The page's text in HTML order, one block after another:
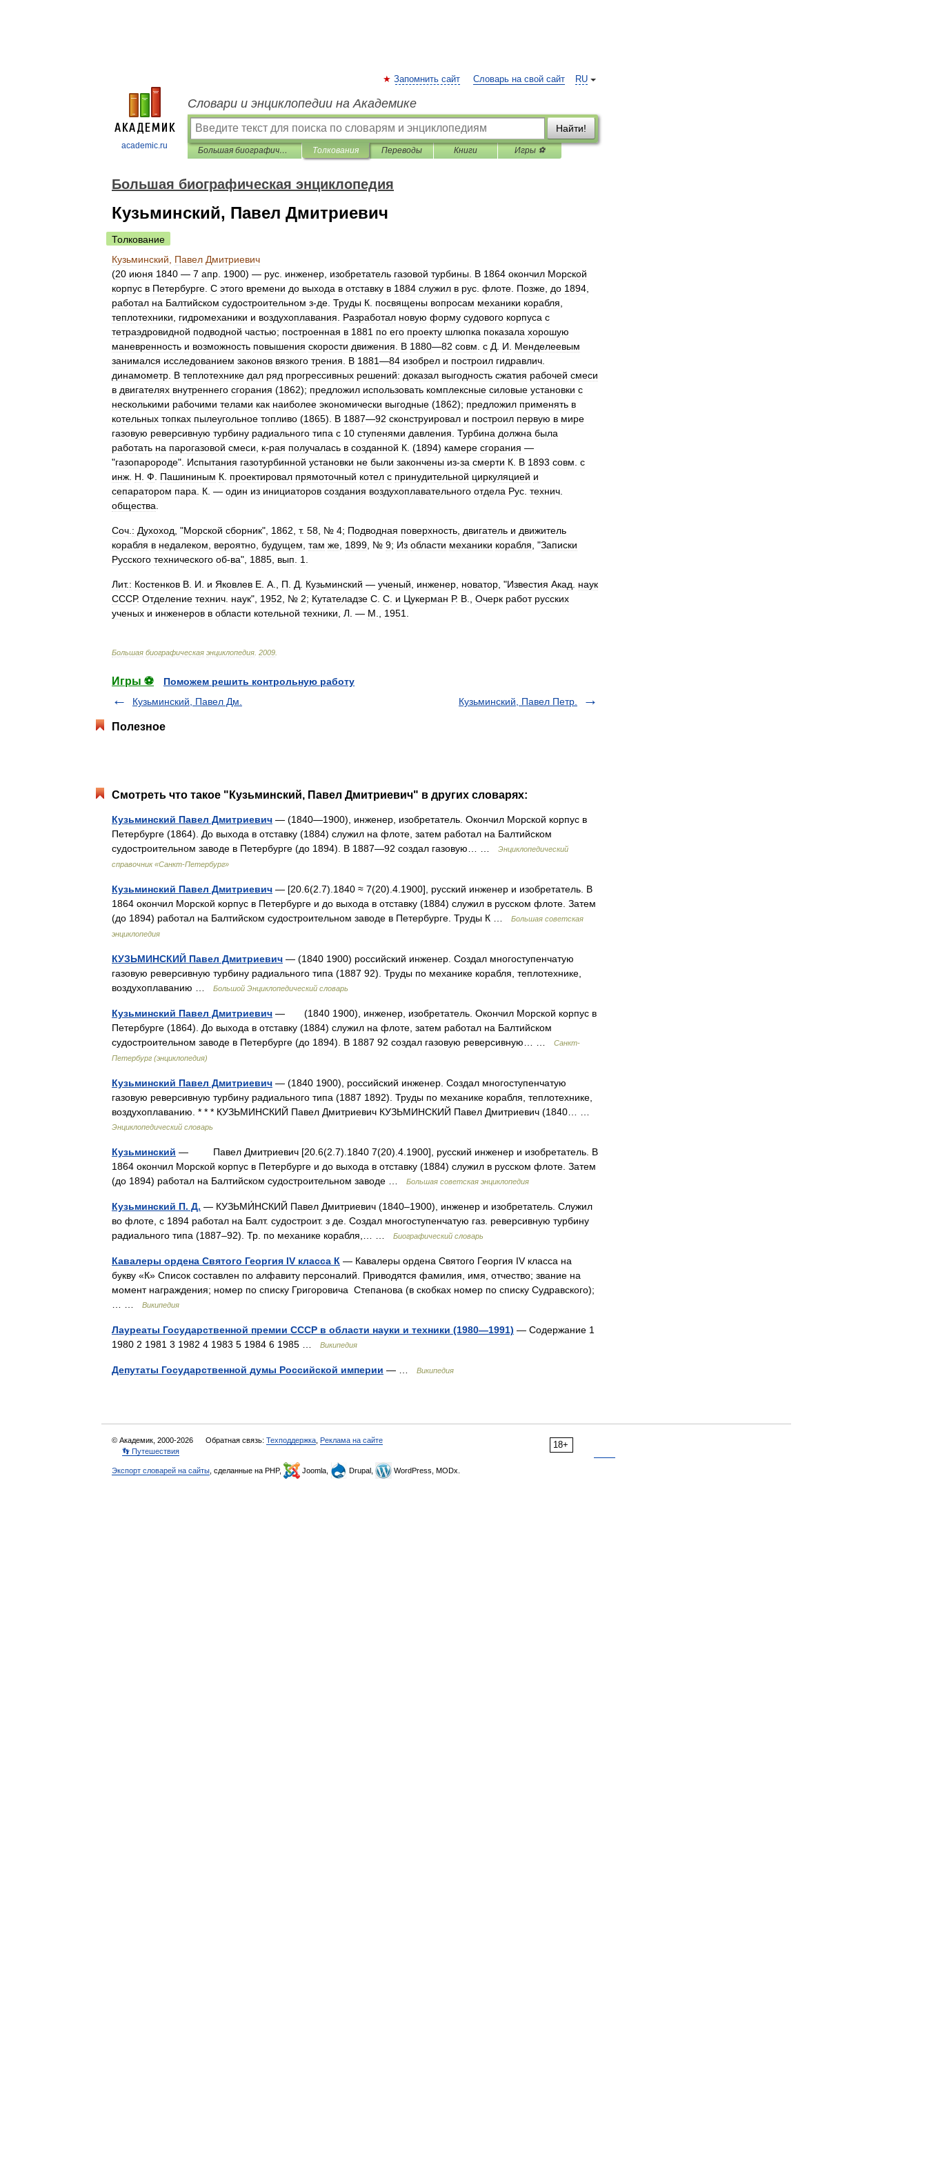
academic.ru
RU
Запомнить сайт Словарь на свой сайт
Словари и энциклопедии на Академике
Найти!
Большая биографическая энциклопедия Толкования Переводы Книги Игры ⚽
Большая биографическая энциклопедия
Кузьминский, Павел Дмитриевич
Толкование
Кузьминский
Павел Дмитриевич
(20 июня 1840 — 7 апр 1900) — рус инженер изобретатель газовой турбины В 1864 окончил Морской
корпус в Петербурге С этого времени до выхода в отставку в 1884 служил в рус флоте Позже до 1894
работал на Балтийском судостроительном з-де Труды К посвящены вопросам механики корабля
теплотехники
гидромеханики и воздухоплавания Разработал новую форму судового корпуса с
тетраэдровидной подводной частью; построенная в 1881 по его проекту шлюпка показала хорошую
маневренность и возможность повышения скорости движения В 1880—82 совм с Д И
Менделеевым
занимался исследованием законов вязкого трения В 1881—84 изобрел и построил гидравлич
динамометр В теплотехнике дал ряд прогрессивных решений: доказал выгодность сжатия рабочей смеси
в двигателях внутреннего сгорания (1862); предложил использовать комплексные силовые установки с
несколькими рабочими телами как наиболее экономически выгодные (1862); предложил применять в
котельных топках пылеугольное топливо (1865). В 1887—92 сконструировал и построил первую в мире
газовую реверсивную турбину радиального типа с 10 ступенями давления Турбина должна была
работать на парогазовой смеси к-рая получалась в созданной К . (1894) камере сгорания —
"газопаророде". Испытания газотурбинной установки не были закончены из-за смерти К В 1893 совм с
инж Н Ф Пашининым К проектировал прямоточный котел с принудительной циркуляцией и
сепаратором пара К . — один из инициаторов создания воздухоплавательного отдела Рус технич
общества
Соч : Духоход , "Морской сборник", 1862 т. 58 , № 4; Подводная поверхность двигатель и движитель
корабля в недалеком вероятно будущем там же 1899 , № 9; Из области механики корабля , "Записки
Русского технического об-ва", 1885 вып 1
Лит.: Костенков В И и Яковлев Е А П Д Кузьминский — ученый инженер новатор , "Известия Акад
наук
СССР. Отделение технич наук", 1952 , № 2; Кутателадзе С С и Цукерман Р. В Очерк работ русских
ученых и инженеров в области котельной техники Л . — М 1951
Большая биографическая энциклопедия 2009
Игры ⚽
Поможем решить контрольную работу
Кузьминский, Павел Дм.
Кузьминский, Павел Петр.
Полезное
Смотреть что такое "Кузьминский, Павел Дмитриевич" в других словарях:
Кузьминский Павел Дмитриевич — (1840—1900), инженер, изобретатель. Окончил Морской корпус в
Петербурге (1864). До выхода в отставку (1884) служил на флоте, затем работал на Балтийском
судостроительном заводе в Петербурге (до 1894). В 1887—92 создал газовую… …
Энциклопедический
справочник «Санкт-Петербург»
Кузьминский Павел Дмитриевич — [20.6(2.7).1840 ≈ 7(20).4.1900], русский инженер и изобретатель. В
1864 окончил Морской корпус в Петербурге и до выхода в отставку (1884) служил в русском флоте. Затем
(до 1894) работал на Балтийском судостроительном заводе в Петербурге. Труды К …
Большая советская
энциклопедия
КУЗЬМИНСКИЙ Павел Дмитриевич — (1840 1900) российский инженер. Создал многоступенчатую
газовую реверсивную турбину радиального типа (1887 92). Труды по механике корабля, теплотехнике,
воздухоплаванию …
Большой Энциклопедический словарь
Кузьминский Павел Дмитриевич — (1840 1900), инженер, изобретатель. Окончил Морской корпус в
Петербурге (1864). До выхода в отставку (1884) служил на флоте, затем работал на Балтийском
судостроительном заводе в Петербурге (до 1894). В 1887 92 создал газовую реверсивную… …
Санкт-
Петербург (энциклопедия)
Кузьминский Павел Дмитриевич — (1840 1900), российский инженер. Создал многоступенчатую
газовую реверсивную турбину радиального типа (1887 1892). Труды по механике корабля, теплотехнике,
воздухоплаванию. * * * КУЗЬМИНСКИЙ Павел Дмитриевич КУЗЬМИНСКИЙ Павел Дмитриевич (1840… …
Энциклопедический словарь
Кузьминский — Павел Дмитриевич [20.6(2.7).1840 7(20).4.1900], русский инженер и изобретатель. В
1864 окончил Морской корпус в Петербурге и до выхода в отставку (1884) служил в русском флоте. Затем
(до 1894) работал на Балтийском судостроительном заводе …
Большая советская энциклопедия
Кузьминский П. Д. — КУЗЬМИ́НСКИЙ Павел Дмитриевич (1840–1900), инженер и изобретатель. Служил
во флоте, с 1894 работал на Балт. судостроит. з де. Создал многоступенчатую газ. реверсивную турбину
радиального типа (1887–92). Тр. по механике корабля,… …
Биографический словарь
Кавалеры ордена Святого Георгия IV класса К — Кавалеры ордена Святого Георгия IV класса на
букву «К» Список составлен по алфавиту персоналий. Приводятся фамилия, имя, отчество; звание на
момент награждения; номер по списку Григоровича Степанова (в скобках номер по списку Судравского);
Википедия
Лауреаты Государственной премии СССР в области науки и техники (1980—1991) — Содержание 1
1980 2 1981 3 1982 4 1983 5 1984 6 1985 …
Википедия
Депутаты Государственной думы Российской империи — … Википедия
18+
© Академик, 2000-2026 Обратная связь: Техподдержка Реклама на сайте
👣 Путешествия
Экспорт словарей на сайты , сделанные на PHP, Joomla, Drupal, WordPress, MODx.